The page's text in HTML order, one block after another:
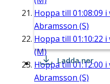
Hoppa till 01:08:09 i
Abramsson (S)
Hoppa till 01:10:22 i
(M)
Hoppa till01:12:00 i
Abramsson (S)
Ladda ner